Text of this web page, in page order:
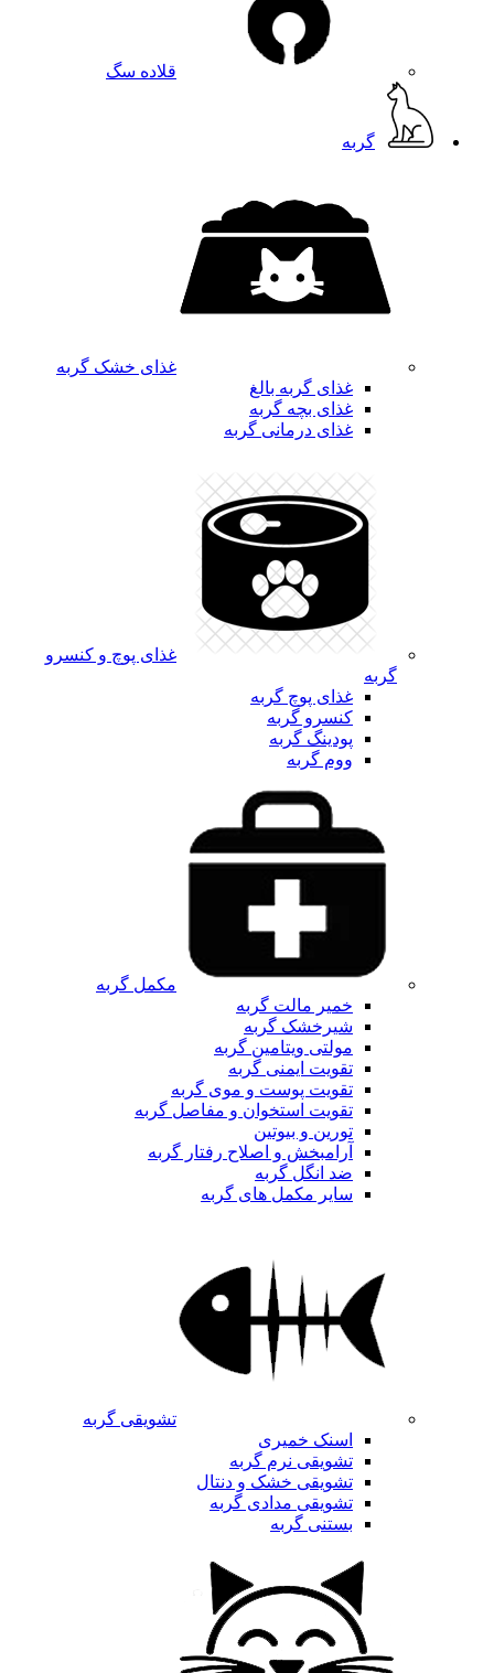
قلاده سگ
گربه
غذای خشک گربه
غذای گربه بالغ
غذای بچه گربه
غذای درمانی گربه
غذای پوچ و کنسرو
گربه
غذای پوچ گربه
کنسرو گربه
پودینگ گربه
ووم گربه
مکمل گربه
خمیر مالت گربه
شیرخشک گربه
مولتی ویتامین گربه
تقویت ایمنی گربه
تقویت پوست و موی گربه
تقویت استخوان و مفاصل گربه
تورین و بیوتین
آرامبخش و اصلاح رفتار گربه
ضد انگل گربه
سایر مکمل های گربه
تشویقی گربه
اسنک خمیری
تشویقی نرم گربه
تشویقی خشک و دنتال
تشویقی مدادی گربه
بستنی گربه